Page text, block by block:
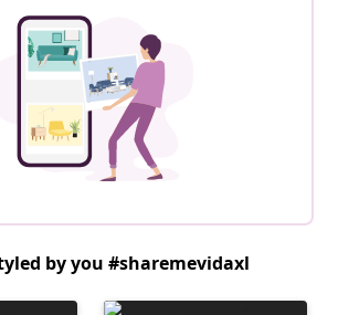
by you #sharemevidaxl